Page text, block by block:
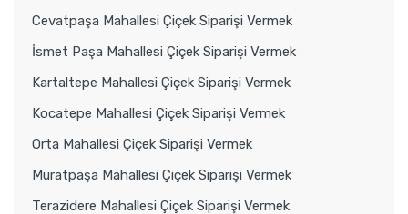
Cevatpaşa Mahallesi Çiçek Siparişi Vermek
İsmet Paşa Mahallesi Çiçek Siparişi Vermek
Kartaltepe Mahallesi Çiçek Siparişi Vermek
Kocatepe Mahallesi Çiçek Siparişi Vermek
Orta Mahallesi Çiçek Siparişi Vermek
Muratpaşa Mahallesi Çiçek Siparişi Vermek
Terazidere Mahallesi Çiçek Siparişi Vermek